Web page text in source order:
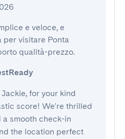
e veloce, e
per visitare Ponta
qualità-prezzo.
for your kind
score! We're thrilled
a smooth check-in
the location perfect